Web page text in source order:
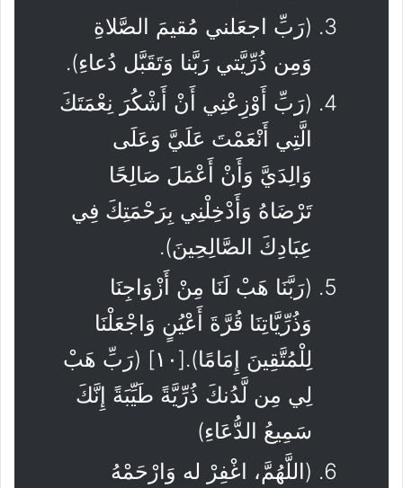
(رَبِّ اجعَلني مُقيمَ الصَّلاةِ
وَمِن ذُرِّيَّتي رَبَّنا وَتَقَبَّل دُعاءِ).
(رَبِّ أَوْزِعْنِي أَنْ أَشْكُرَ نِعْمَتَكَ
الَّتِي أَنْعَمْتَ عَلَيَّ وَعَلَى
وَالِدَيَّ وَأَنْ أَعْمَلَ صَالِحًا
تَرْضَاهُ وَأَدْخِلْنِي بِرَحْمَتِكَ فِي
عِبَادِكَ الصَّالِحِينَ).
(رَبَّنَا هَبْ لَنَا مِنْ أَزْوَاجِنَا
وَذُرِّيَّاتِنَا قُرَّةَ أَعْيُنٍ وَاجْعَلْنَا
لِلْمُتَّقِينَ إِمَامًا).[١٠] (رَبِّ هَبْ
لِي مِن لَّدُنكَ ذُرِّيَّةً طَيِّبَةً إِنَّكَ
سَمِيعُ الدُّعَاءِ)
(اللَّهُمَّ، اغْفِرْ له وَارْحَمْهُ